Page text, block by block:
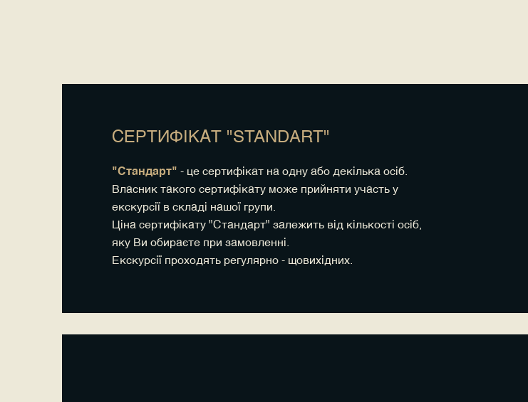
СЕРТИФІКАТ "STANDART"
"Стандарт" - це сертифікат на одну або декілька осіб.
Власник такого сертифікату може прийняти участь у
екскурсії в складі нашої групи.
Ціна сертифікату "Стандарт" залежить від кількості осіб,
яку Ви обираєте при замовленні.
Екскурсії проходять регулярно - щовихідних.